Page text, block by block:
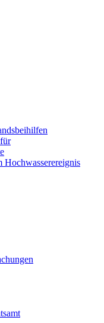
Hochwasserereignis